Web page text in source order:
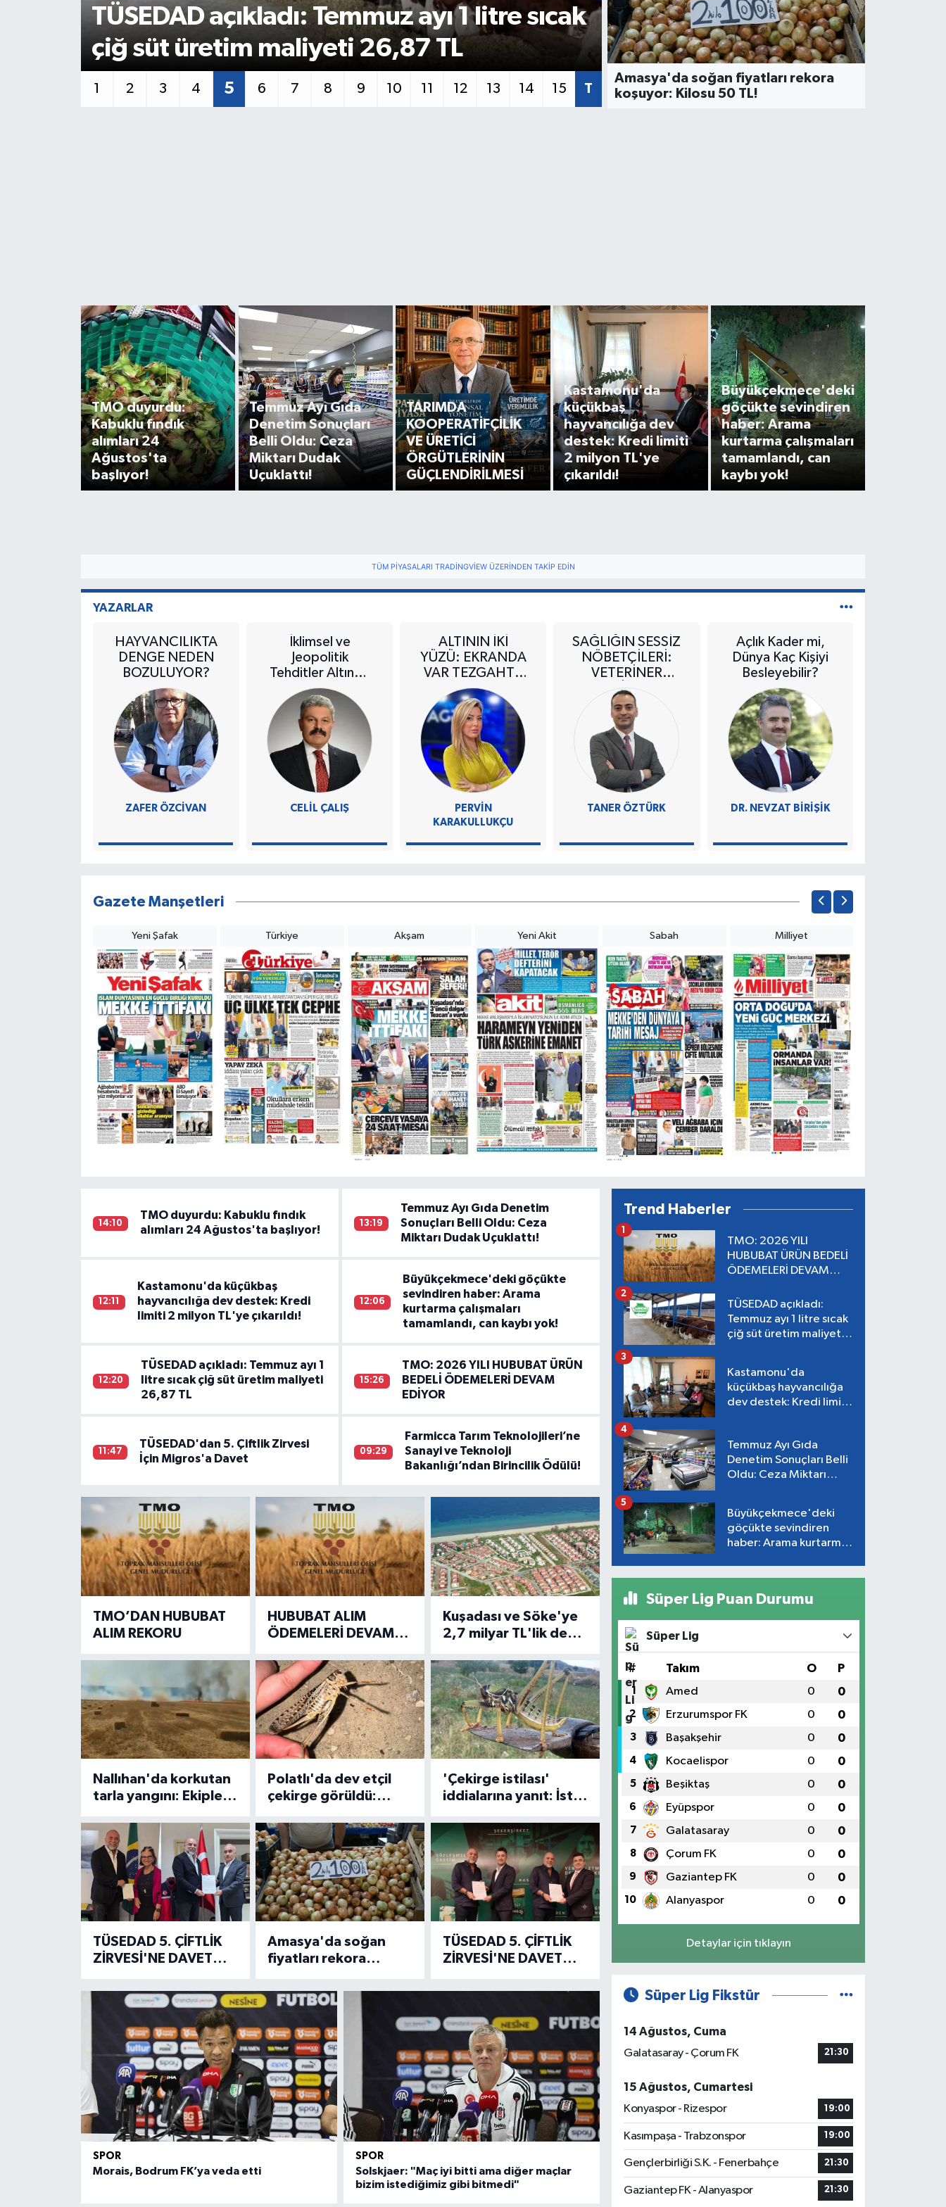
TMO: 2026 YILI HUBUBAT ÜRÜN BEDELİ
ÖDEMELERİ DEVAM EDİYOR
TÜSEDAD'dan 5. Çiftlik
Migros'a Davet
1 2 3 4 5 6 7 8 9 10 11 12 13 14 15 T
Amasya'da soğan fiyatları rekora
koşuyor: Kilosu 50 TL!
TMO duyurdu:
Kabuklu fındık
alımları 24
Ağustos'ta
başlıyor!
Temmuz Ayı Gıda
Denetim Sonuçları
Belli Oldu: Ceza
Miktarı Dudak
Uçuklattı!
TARIMDA
KOOPERATİFÇİLİK
VE ÜRETİCİ
ÖRGÜTLERİNİN
GÜÇLENDİRİLMESİ
Kastamonu'da
küçükbaş
hayvancılığa dev
destek: Kredi limiti
2 milyon TL'ye
çıkarıldı!
Büyükçekmece'deki
göçükte sevindiren
haber: Arama
kurtarma çalışmaları
tamamlandı, can
kaybı yok!
TÜM PIYASALARI TRADINGVIEW ÜZERINDEN TAKIP EDIN
YAZARLAR
HAYVANCILIKTA
DENGE NEDEN
BOZULUYOR?
ZAFER ÖZCİVAN
İklimsel ve
Jeopolitik
Tehditler Altında
14 Mayıs Çiftçiler
Günü
CELIL ÇALIŞ
ALTININ İKİ
YÜZÜ: EKRANDA
VAR TEZGAHTA
YOK
PERVIN
KARAKULLUKÇU
SAĞLIĞIN SESSİZ
NÖBETÇİLERİ:
VETERİNER
HEKİMLER
TANER ÖZTÜRK
Açlık Kader mi,
Dünya Kaç Kişiyi
Besleyebilir?
DR. NEVZAT BİRİŞİK
Gazete Manşetleri
Yeni Şafak Türkiye Akşam Yeni Akit Sabah Milliyet
14:10
TMO duyurdu: Kabuklu fındık
alımları 24 Ağustos'ta başlıyor!
13:19
Temmuz Ayı Gıda Denetim
Sonuçları Belli Oldu: Ceza
Miktarı Dudak Uçuklattı!
12:11
Kastamonu'da küçükbaş
hayvancılığa dev destek: Kredi
limiti 2 milyon TL'ye çıkarıldı!
12:06
Büyükçekmece'deki göçükte
sevindiren haber: Arama
kurtarma çalışmaları
tamamlandı, can kaybı yok!
12:20
TÜSEDAD açıkladı: Temmuz ayı 1
litre sıcak çiğ süt üretim maliyeti
26,87 TL
15:26
TMO: 2026 YILI HUBUBAT ÜRÜN
BEDELİ ÖDEMELERİ DEVAM
EDİYOR
11:47
TÜSEDAD'dan 5. Çiftlik Zirvesi
İçin Migros'a Davet
09:29
Farmicca Tarım Teknolojileri’ne
Sanayi ve Teknoloji
Bakanlığı’ndan Birincilik Ödülü!
TMO’DAN HUBUBAT
ALIM REKORU
HUBUBAT ALIM
ÖDEMELERİ DEVAM
TL hesaplarda!
Kuşadası ve Söke'ye
2,7 milyar TL'lik dev
Nallıhan'da korkutan
tarla yangını: Ekipler
Polatlı'da dev etçil
çekirge görüldü:
'Çekirge istilası'
iddialarına yanıt: İstila
TÜSEDAD 5. ÇİFTLİK
ZİRVESİ'NE DAVET
SÜRÜYOR
Amasya'da soğan
fiyatları rekora
TÜSEDAD 5. ÇİFTLİK
ZİRVESİ'NE DAVET
SÜRÜYOR
SPOR
Morais, Bodrum FK’ya veda etti
SPOR
Solskjaer: "Maç iyi bitti ama diğer maçlar
bizim istediğimiz gibi bitmedi"
Trend Haberler
TMO: 2026 YILI
HUBUBAT ÜRÜN BEDELİ
ÖDEMELERİ DEVAM
1
TÜSEDAD açıkladı:
Temmuz ayı 1 litre sıcak
çiğ süt üretim maliyeti
2
Kastamonu'da
küçükbaş hayvancılığa
dev destek: Kredi limiti
3
Temmuz Ayı Gıda
Denetim Sonuçları Belli
Oldu: Ceza Miktarı
4
Büyükçekmece'deki
göçükte sevindiren
haber: Arama kurtarma
5
Süper Lig Puan Durumu
Süper Lig
# Takım O P
1 Amed 0 0
2 Erzurumspor FK 0 0
3 Başakşehir 0 0
4 Kocaelispor 0 0
5 Beşiktaş 0 0
6 Eyüpspor 0 0
7 Galatasaray 0 0
8 Çorum FK 0 0
9 Gaziantep FK 0 0
10 Alanyaspor 0 0
Detaylar için tıklayın
Süper Lig Fikstür
14 Ağustos, Cuma
Galatasaray - Çorum FK
21:30
15 Ağustos, Cumartesi
Konyaspor - Rizespor
19:00
Kasımpaşa - Trabzonspor 19:00
Gençlerbirliği S.K. - Fenerbahçe 21:30
Gaziantep FK - Alanyaspor 21:30